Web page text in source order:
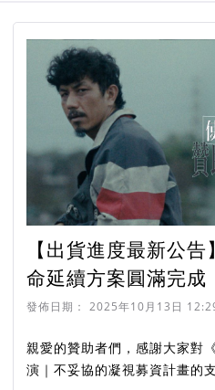
【出貨進度最新公
命延續方案圓滿完成
發佈日期： 2025年10月13日
親愛的贊助者們，感謝大家對
演｜不妥協的凝視募資計畫的支